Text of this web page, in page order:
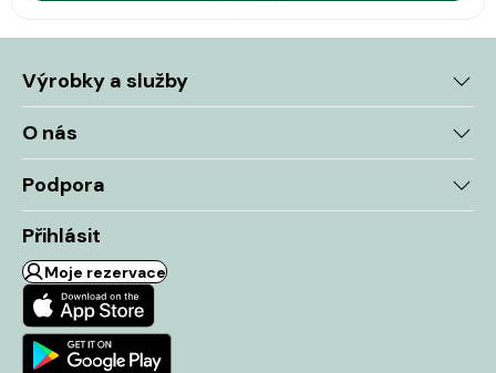
Výrobky a služby
O nás
Podpora
Přihlásit
Moje rezervace